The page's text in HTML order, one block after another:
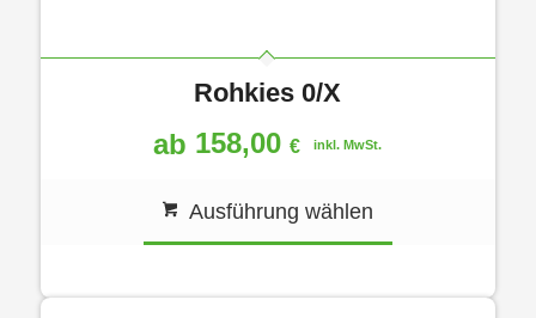
Rohkies 0/X
ab 158,00€ inkl. MwSt.
Ausführung wählen